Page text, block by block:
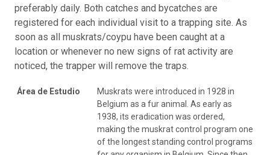
preferably daily. Both catches and bycatches are
registered for each individual visit to a trapping site. As
soon as all muskrats/coypu have been caught at a
location or whenever no new signs of rat activity are
noticed, the trapper will remove the traps.
Área de Estudio
Muskrats were introduced in 1928 in
Belgium as a fur animal. As early as
1938, its eradication was ordered,
making the muskrat control program one
of the longest standing control programs